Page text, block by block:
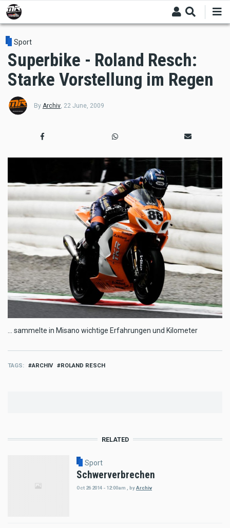
Skip
to
main
content
Sport
Superbike - Roland Resch:
Starke Vorstellung im Regen
By Archiv, 22 June, 2009
... sammelte in Misano wichtige Erfahrungen und Kilometer
TAGS ARCHIV ROLAND RESCH
RELATED
Sport
Schwerverbrechen
Oct 26 2014 - 12:00am byArchiv